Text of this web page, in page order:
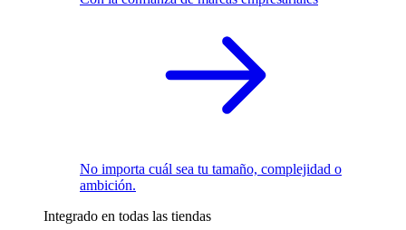
No importa cuál sea tu tamaño, complejidad o
ambición.
Integrado en todas las tiendas